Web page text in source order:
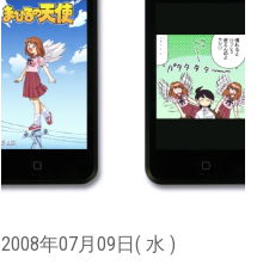
2008年07月09日( 水 )